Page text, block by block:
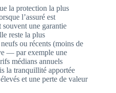
la protection la plus
l’assuré est
souvent une garantie
reste la plus
ou récents (moins de
— par exemple une
médians annuels
la tranquillité apportée
et une perte de valeur